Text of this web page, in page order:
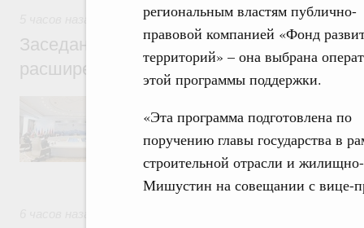
региональным властям публично-
правовой компанией «Фонд
территорий» – она выбрана
этой программы поддержки.
«Эта программа подготовлена по
поручению главы государства в
строительной отрасли и
Мишустин на совещании с вице-
Евразийский экономический союз.
Заседание Евразийского
расширенном составе
числе совершенствование кооперации в
обеспечение продовольственной
железнодорожных перевозок,
рынка.